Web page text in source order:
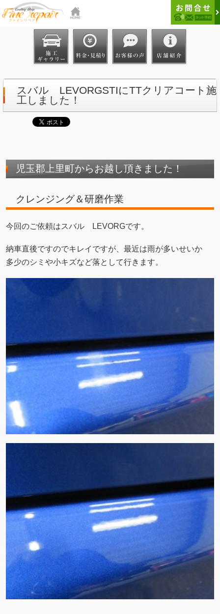
スバル LEVORGSTIにTTクリアコート施
工しました！
児玉郡上里町からお越し頂きました！
クレンジング＆研磨作業
今回のご依頼はスバル LEVORGです。
納車直後ですのでキレイですが、最近は雨が多いせいか
多少のシミや小キズなど落として行きます。